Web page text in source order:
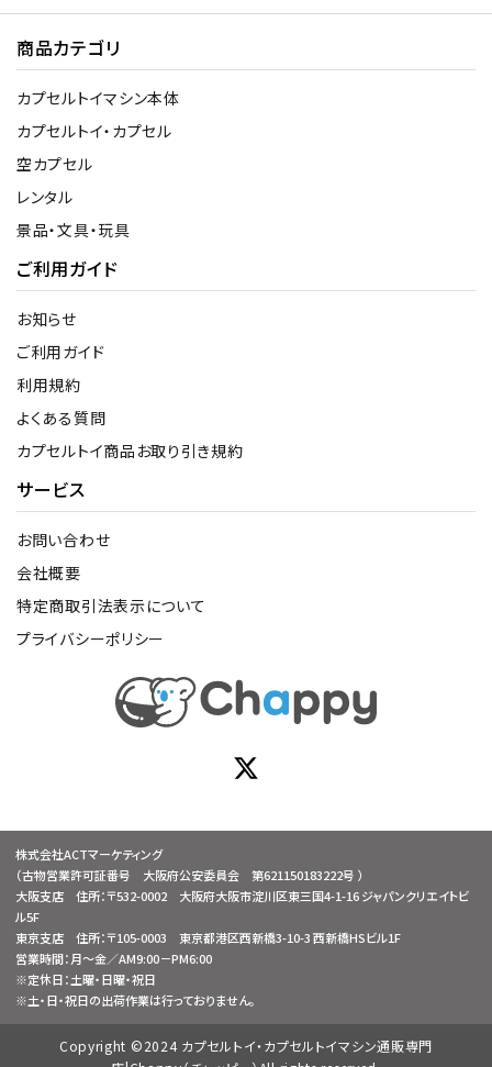
商品カテゴリ
カプセルトイマシン本体
カプセルトイ・カプセル
空カプセル
レンタル
景品・文具・玩具
ご利用ガイド
お知らせ
ご利用ガイド
利用規約
よくある質問
カプセルトイ商品お取り引き規約
サービス
お問い合わせ
会社概要
特定商取引法表示について
プライバシーポリシー
株式会社ACTマーケティング
（古物営業許可証番号 大阪府公安委員会 第621150183222号 ）
大阪支店 住所：〒532-0002 大阪府大阪市淀川区東三国4-1-16 ジャパンクリエイトビ
ル5F
東京支店 住所：〒105-0003 東京都港区西新橋3-10-3 西新橋HSビル1F
営業時間：月～金／AM9:00－PM6:00
※定休日：土曜・日曜・祝日
※土・日・祝日の出荷作業は行っておりません。
Copyright ©2024 カプセルトイ・カプセルトイマシン通販専門